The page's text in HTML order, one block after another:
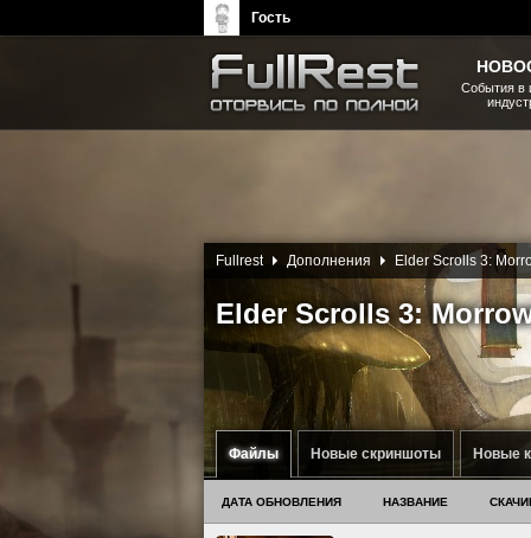
Файлы Новые скриншоты Новые
Elder Scrolls 3:
Fullrest Дополнения Elder Scrolls 3:
ДАТА ОБНОВЛЕНИЯ НАЗВАНИЕ
События в
Гость